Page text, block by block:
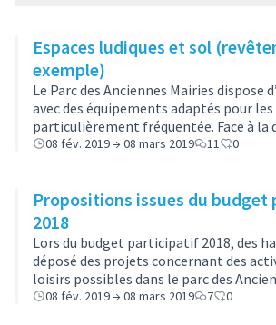
Espaces ludiques et sol
exemple)
Le Parc des Anciennes Mairies dispose
avec des équipements adaptés pour les
particulièrement fréquentée. Face à la
d’activité de loisirs, un des objectifs
08 fév. 2019 → 08 mars 2019 11 0
Propositions issues du
2018
Lors du budget participatif 2018, des
déposé des projets concernant des
loisirs possibles dans le parc des
pouvant être pris en compte en raison
08 fév. 2019 → 08 mars 2019 7 0